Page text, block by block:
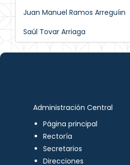
Juan Manuel Ramos Arreguíın
Saúl Tovar Arriaga
Administración Central
Página principal
Rectoría
Secretarios
Direcciones